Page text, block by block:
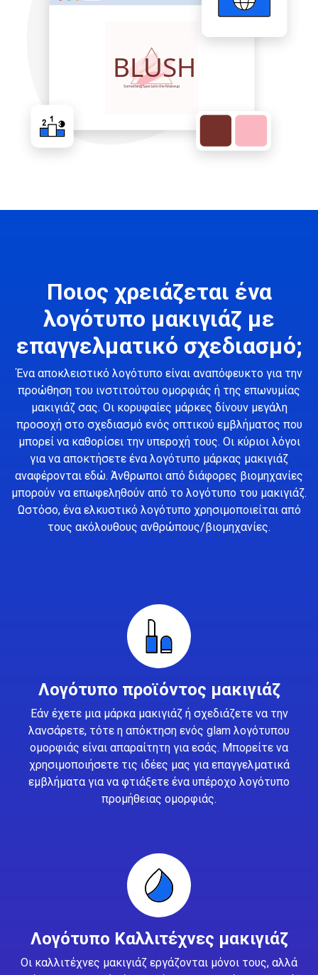
Ποιος χρειάζεται ένα
λογότυπο μακιγιάζ με
επαγγελματικό σχεδιασμό;
Ένα αποκλειστικό λογότυπο είναι αναπόφευκτο για την
προώθηση του ινστιτούτου ομορφιάς ή της επωνυμίας
μακιγιάζ σας. Οι κορυφαίες μάρκες δίνουν μεγάλη
προσοχή στο σχεδιασμό ενός οπτικού εμβλήματος που
μπορεί να καθορίσει την υπεροχή τους. Οι κύριοι λόγοι
για να αποκτήσετε ένα λογότυπο μάρκας μακιγιάζ
αναφέρονται εδώ. Άνθρωποι από διάφορες βιομηχανίες
μπορούν να επωφεληθούν από το λογότυπο του μακιγιάζ.
Ωστόσο, ένα ελκυστικό λογότυπο χρησιμοποιείται από
τους ακόλουθους ανθρώπους/βιομηχανίες.
Λογότυπο προϊόντος μακιγιάζ
Εάν έχετε μια μάρκα μακιγιάζ ή σχεδιάζετε να την
λανσάρετε, τότε η απόκτηση ενός glam λογότυπου
ομορφιάς είναι απαραίτητη για εσάς. Μπορείτε να
χρησιμοποιήσετε τις ιδέες μας για επαγγελματικά
εμβλήματα για να φτιάξετε ένα υπέροχο λογότυπο
προμήθειας ομορφιάς.
Λογότυπο Καλλιτέχνες μακιγιάζ
Οι καλλιτέχνες μακιγιάζ εργάζονται μόνοι τους, αλλά